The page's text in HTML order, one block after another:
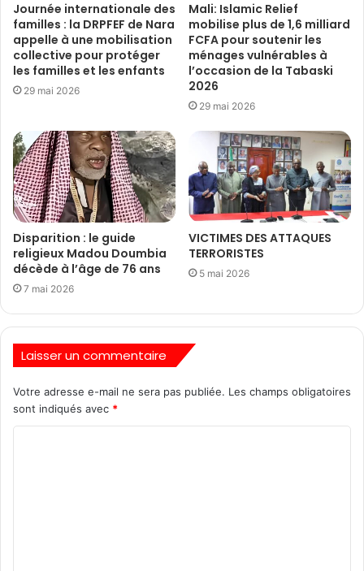
Journée internationale des
familles : la DRPFEF de Nara
appelle à une mobilisation
collective pour protéger
les familles et les enfants
29 mai 2026
Mali: Islamic Relief
mobilise plus de 1,6 milliard
FCFA pour soutenir les
ménages vulnérables à
l’occasion de la Tabaski
2026
29 mai 2026
Disparition : le guide
religieux Madou Doumbia
décède à l’âge de 76 ans
7 mai 2026
VICTIMES DES ATTAQUES
TERRORISTES
5 mai 2026
Laisser un commentaire
Votre adresse e-mail ne sera pas publiée. Les champs obligatoires
sont indiqués avec *